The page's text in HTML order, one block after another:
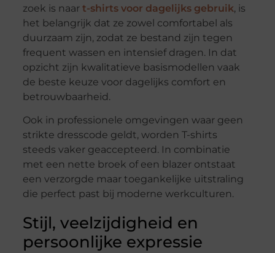
zoek is naar t-shirts voor dagelijks gebruik, is
het belangrijk dat ze zowel comfortabel als
duurzaam zijn, zodat ze bestand zijn tegen
frequent wassen en intensief dragen. In dat
opzicht zijn kwalitatieve basismodellen vaak
de beste keuze voor dagelijks comfort en
betrouwbaarheid.
Ook in professionele omgevingen waar geen
strikte dresscode geldt, worden T-shirts
steeds vaker geaccepteerd. In combinatie
met een nette broek of een blazer ontstaat
een verzorgde maar toegankelijke uitstraling
die perfect past bij moderne werkculturen.
Stijl, veelzijdigheid en
persoonlijke expressie